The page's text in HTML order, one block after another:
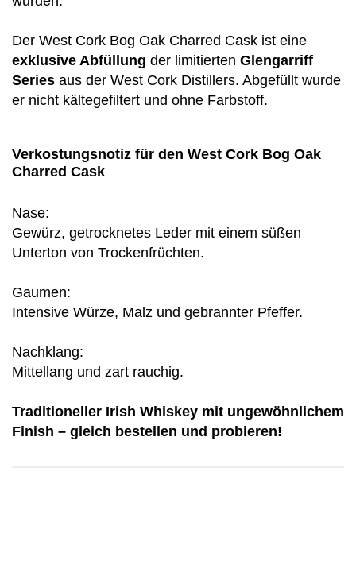
Der West Cork Bog Oak Charred Cask ist eine
exklusive Abfüllung der limitierten Glengarriff
Series aus der West Cork Distillers. Abgefüllt wurde
er nicht kältegefiltert und ohne Farbstoff.
Verkostungsnotiz für den West Cork Bog Oak
Charred Cask
Nase:
Gewürz, getrocknetes Leder mit einem süßen
Unterton von Trockenfrüchten.
Gaumen:
Intensive Würze, Malz und gebrannter Pfeffer.
Nachklang:
Mittellang und zart rauchig.
Traditioneller Irish Whiskey mit ungewöhnlichem
Finish – gleich bestellen und probieren!